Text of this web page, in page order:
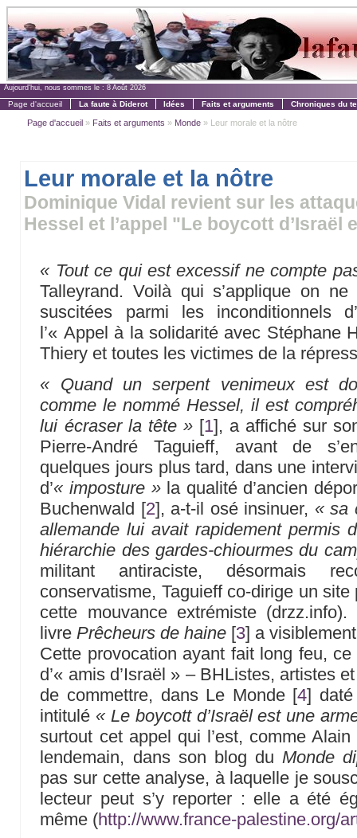
Aujourd'hui, nous sommes le : 8 Août 2026
Page d'accueil La faute à Diderot Idées Faits et arguments Chroniques du
Page d'accueil » Faits et arguments » Monde » Leur morale et la nôtre
Leur morale et la nôtre
Dominique Vidal revient sur les
Hessel et l’appel "Le boycott d’Israël
« Tout ce qui est excessif ne compte
Talleyrand. Voilà qui s’applique on
suscitées parmi les inconditionnels
l’« Appel à la solidarité avec Stéphane
Thiery et toutes les victimes de la
« Quand un serpent venimeux est
comme le nommé Hessel, il est
lui écraser la tête »[1], a affiché sur
Pierre-André Taguieff, avant de
quelques jours plus tard, dans une
d’« imposture »la qualité d’ancien
Buchenwald [2], a-t-il osé insinuer, « sa
allemande lui avait rapidement permis
hiérarchie des gardes-chiourmes du
militant antiraciste, désormais
conservatisme, Taguieff co-dirige un
cette mouvance extrémiste
livre Prêcheurs de haine [3] a
Cette provocation ayant fait long feu, ce
d’« amis d’Israël » – BHListes, artistes
de commettre, dans Le Monde[4]
intitulé « Le boycott d’Israël est une
surtout cet appel qui l’est, comme
lendemain, dans son blog du Monde
pas sur cette analyse, à laquelle je
lecteur peut s’y reporter : elle a été
même (http://www.france-palestine.org/